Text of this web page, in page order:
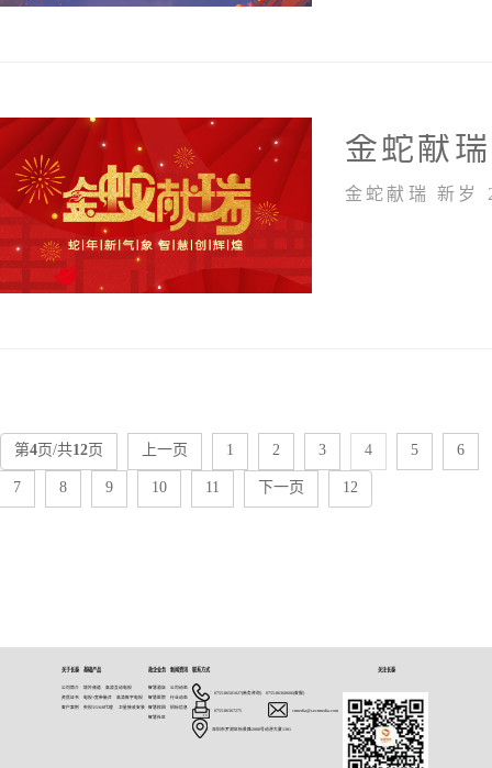
金蛇献
金蛇献
第4页/共12页 上一页 1 2 3 4 5 6
7 8 9 10 11 下一页 12
关于长泰
公司简介
资质证书
客户案例
基础产品
境外频道 高清互动电视
电视+宽带融合 高清数字电视
央视3/5/6/8代理 卫星接收安装
政企业务
智慧酒店
智慧医院
智慧校园
智慧社区
新闻资讯
公司动态
行业动态
招标信息
联系方式
：0755-86501027(商务咨询) 0755-86360606(客服)
：0755-86367275 ：ctmedia@szctmedia.com
：深圳市罗湖区怡景路2008号动漫大厦1301
关注长泰